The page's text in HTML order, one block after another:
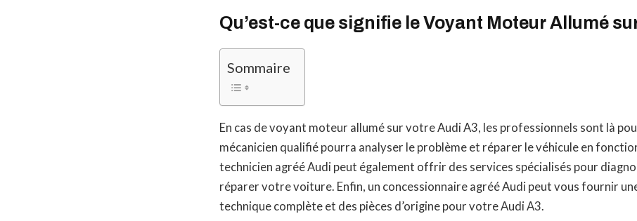
Qu’est-ce que signifie le Voyant Moteur Allumé
Sommaire
En cas de voyant moteur allumé sur votre Audi A3, les professionnels sont là
mécanicien qualifié pourra analyser le problème et réparer le véhicule en
technicien agréé Audi peut également offrir des services spécialisés pour
réparer votre voiture. Enfin, un concessionnaire agréé Audi peut vous fournir
technique complète et des pièces d’origine pour votre Audi A3.